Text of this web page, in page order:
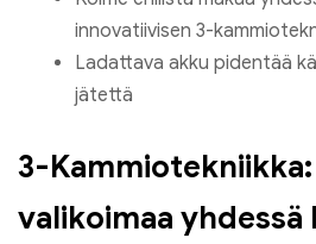
innovatiivisen 3-
Ladattava akku pidentää
jätettä
3-
valikoimaa yhdessä